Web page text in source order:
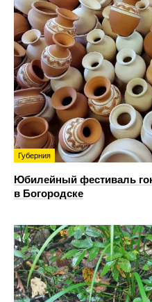
Губерния
Юбилейный фестиваль
в Богородске